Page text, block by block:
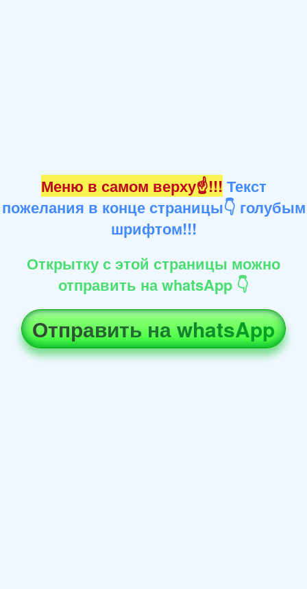
Меню в самом верху☝!!! Текст
пожелания в конце страницы👇 голубым
шрифтом!!!
Открытку с этой страницы можно
отправить на whatsApp 👇
Отправить на whatsApp